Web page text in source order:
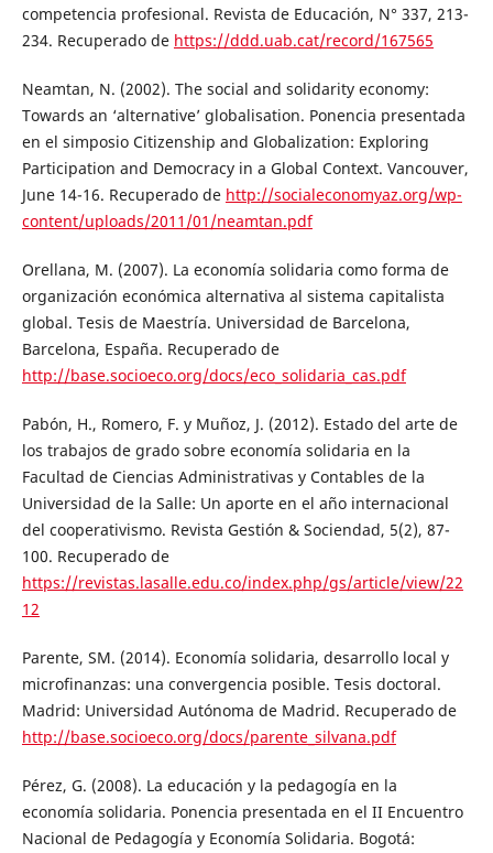
competencia profesional. Revista de Educación, N° 337, 213-
234. Recuperado de https://ddd.uab.cat/record/167565
Neamtan, N. (2002). The social and solidarity economy:
Towards an ‘alternative’ globalisation. Ponencia presentada
en el simposio Citizenship and Globalization: Exploring
Participation and Democracy in a Global Context. Vancouver,
June 14-16. Recuperado de http://socialeconomyaz.org/wp-
content/uploads/2011/01/neamtan.pdf
Orellana, M. (2007). La economía solidaria como forma de
organización económica alternativa al sistema capitalista
global. Tesis de Maestría. Universidad de Barcelona,
Barcelona, España. Recuperado de
http://base.socioeco.org/docs/eco_solidaria_cas.pdf
Pabón, H., Romero, F. y Muñoz, J. (2012). Estado del arte de
los trabajos de grado sobre economía solidaria en la
Facultad de Ciencias Administrativas y Contables de la
Universidad de la Salle: Un aporte en el año internacional
del cooperativismo. Revista Gestión & Sociendad, 5(2), 87-
100. Recuperado de
https://revistas.lasalle.edu.co/index.php/gs/article/view/22
12
Parente, SM. (2014). Economía solidaria, desarrollo local y
microfinanzas: una convergencia posible. Tesis doctoral.
Madrid: Universidad Autónoma de Madrid. Recuperado de
http://base.socioeco.org/docs/parente_silvana.pdf
Pérez, G. (2008). La educación y la pedagogía en la
economía solidaria. Ponencia presentada en el II Encuentro
Nacional de Pedagogía y Economía Solidaria. Bogotá: